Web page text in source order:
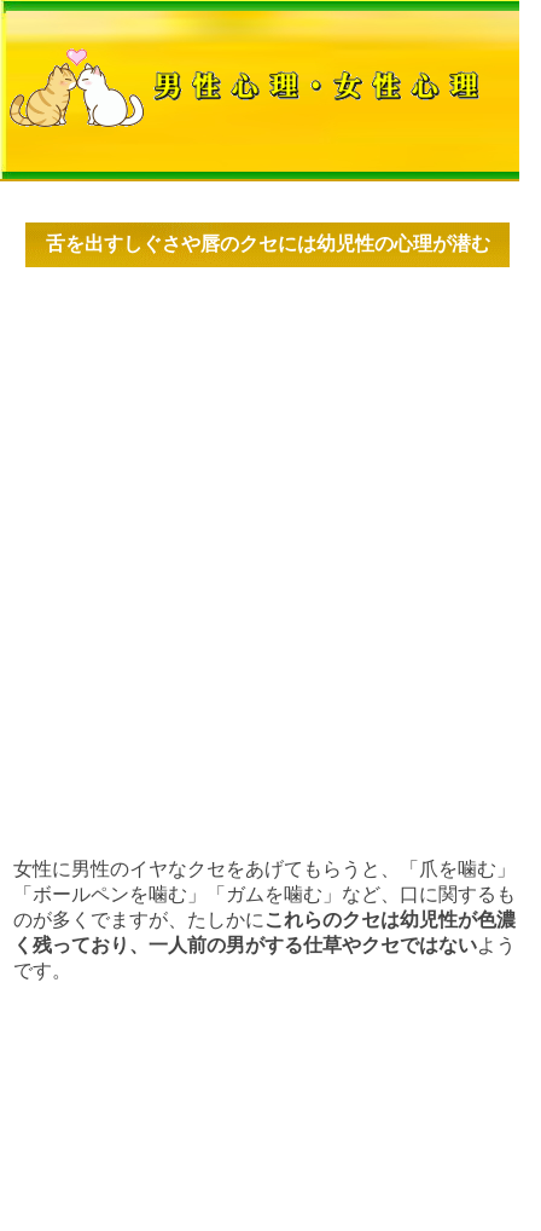
舌を出すしぐさや唇のクセには幼児性の心理が潜む
女性に男性のイヤなクセをあげてもらうと、「爪を噛む」
「ボールペンを噛む」「ガムを噛む」など、口に関するも
のが多くでますが、たしかに これらのクセは幼児性が色濃
く残っており、一人前の男がする仕草やクセではないよう
です。